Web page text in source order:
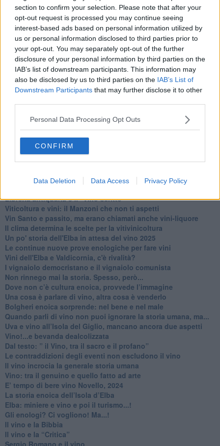
section to confirm your selection. Please note that after your
opt-out request is processed you may continue seeing
interest-based ads based on personal information utilized by
us or personal information disclosed to third parties prior to
your opt-out. You may separately opt-out of the further
disclosure of your personal information by third parties on the
IAB’s list of downstream participants. This information may
also be disclosed by us to third parties on the IAB’s List of
Downstream Participants that may further disclose it to other
Personal Data Processing Opt Outs
CONFIRM
Data Deletion Data Access Privacy Policy
Se vuoi leggere le notizie principali della Toscana iscriviti alla
Newsletter QUInews - ToscanaMedia.Arriva gratis tutti i giorni
alle 20:00 direttamente nella tua casella di posta.
Basta cliccare QUI
Ti potrebbe interessare anche:
Articoli dal Blog “Vignaioli e vini” di Nadio Stronchi
​Che “Odissea sia”
Scuola di vita e creatività
​La volontà di essere “primi”
Norme viticole e enologiche che miglioreranno la qualità
​I vini della Maremma si stanno arricchendo
Il terroir necessario per il vino del futuro
​Libreria antiquaria e il “vino scritto”
​Viticoltura e vini: il Manzoni che non ti aspetti
​Vin Santo e passito, ma erano chiamati anche vini-liquore
Il clima determina le scelte per la vitivinicoltura
Un po' storia dell'Elba in attesa del vino 2025
Le continue nuove prove enologiche per fare vini
Vini dell'Elba e Valdicornia, c'è rivalità?
​I vignaiolo democristano e il vignaiolo comunista
​Non rinnego mai la storia. Spesso, però...
​Dove non c’è cultura enoica, provvede l’immagine
​Una cosa è parlare di vino, altra cosa è venderlo
Bolgheri enoica sorprende: nel bene e nel male
​Quando parli di vino non puoi ignorare la storia umana, ma...
Uva e vino all’Isola del Giglio, mancano ancora due aspetti
​Vino!...e bevanda dealcolizzata
​Dal testo: ” il Vino, tra il sacro e il profano”
Le contraddizioni degli eventi non escludono il vino
​Il vino incrocia la generale storia umana
Vino: tra il genuino e quello fatto ad arte
E’ tempo di bere vino Novello, 2024
La storia enoica dell’Isola d’Elba
Elba: miniere e vino e poi il turismo...!
​Gli enologi? Ci vogliono! Ma...!
​Il vino e la Bibbia
​Il vino e la “Critica”